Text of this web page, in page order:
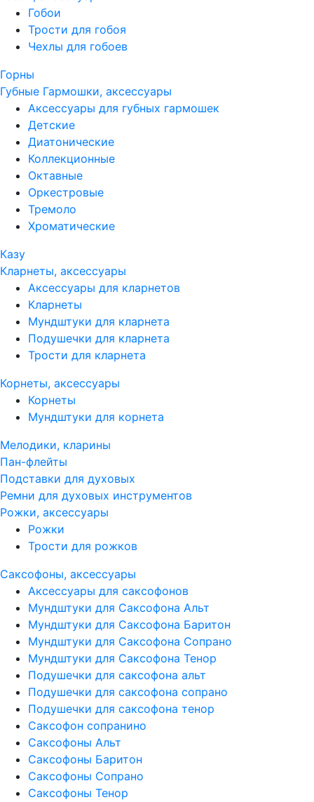
Гобои
Трости для гобоя
Чехлы для гобоев
Горны
Губные Гармошки, аксессуары
Аксессуары для губных гармошек
Детские
Диатонические
Коллекционные
Октавные
Оркестровые
Тремоло
Хроматические
Казу
Кларнеты, аксессуары
Аксессуары для кларнетов
Кларнеты
Мундштуки для кларнета
Подушечки для кларнета
Трости для кларнета
Корнеты, аксессуары
Корнеты
Мундштуки для корнета
Мелодики, кларины
Пан-флейты
Подставки для духовых
Ремни для духовых инструментов
Рожки, аксессуары
Рожки
Трости для рожков
Саксофоны, аксессуары
Аксессуары для саксофонов
Мундштуки для Саксофона Альт
Мундштуки для Саксофона Баритон
Мундштуки для Саксофона Сопрано
Мундштуки для Саксофона Тенор
Подушечки для саксофона альт
Подушечки для саксофона сопрано
Подушечки для саксофона тенор
Саксофон сопранино
Саксофоны Альт
Саксофоны Баритон
Саксофоны Сопрано
Саксофоны Тенор